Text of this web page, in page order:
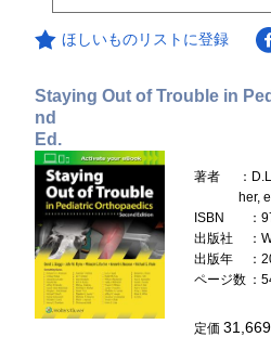
ほしいものリストに登録
Staying Out of Trouble in
nd
Ed.
著者
：
her,
ISBN
：
出版社
：
出版年
：
ページ数 ：
定価